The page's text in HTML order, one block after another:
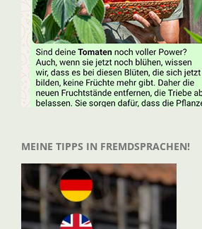
MEINE TIPPS IN FREMDSPRACHEN!